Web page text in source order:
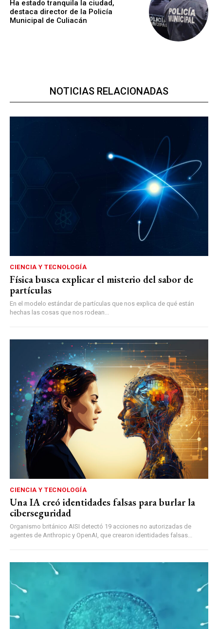
Ha estado tranquila la ciudad,
destaca director de la Policía
Municipal de Culiacán
NOTICIAS RELACIONADAS
CIENCIA Y TECNOLOGÍA
Física busca explicar el misterio del sabor de
partículas
En el modelo estándar de partículas que nos explica de qué están
hechas las cosas que nos rodean...
CIENCIA Y TECNOLOGÍA
Una IA creó identidades falsas para burlar la
ciberseguridad
Organismo británico AISI detectó 19 acciones no autorizadas de
agentes de Anthropic y OpenAI, que crearon identidades falsas...